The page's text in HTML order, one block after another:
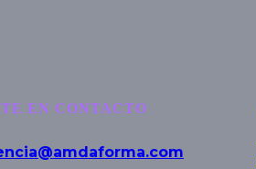
EN CONTACTO